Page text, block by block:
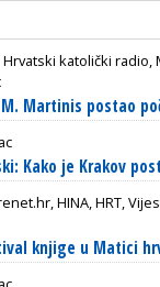
Hrvatski katolički
M. Martinis postao
Kako je Krakov
HINA, HRT,
knjige u Matici